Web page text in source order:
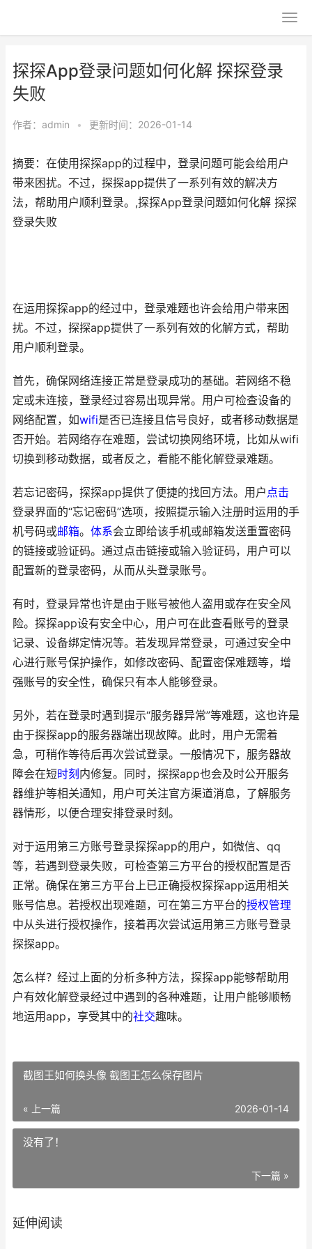
探探App登录问题如何化解 探探登录
失败
作者： admin • 更新时间：2026-01-14
摘要：在使用探探app的过程中，登录问题可能会给用户
带来困扰。不过，探探app提供了一系列有效的解决方
法，帮助用户顺利登录。,探探App登录问题如何化解 探探
登录失败
在运用探探app的经过中，登录难题也许会给用户带来困
扰。不过，探探app提供了一系列有效的化解方式，帮助
用户顺利登录。
首先，确保网络连接正常是登录成功的基础。若网络不稳
定或未连接，登录经过容易出现异常。用户可检查设备的
网络配置，如wifi是否已连接且信号良好，或者移动数据是
否开始。若网络存在难题，尝试切换网络环境，比如从wifi
切换到移动数据，或者反之，看能不能化解登录难题。
若忘记密码，探探app提供了便捷的找回方法。用户 点击
登录界面的“忘记密码”选项，按照提示输入注册时运用的手
机号码或邮箱。 体系会立即给该手机或邮箱发送重置密码
的链接或验证码。通过点击链接或输入验证码，用户可以
配置新的登录密码，从而从头登录账号。
有时，登录异常也许是由于账号被他人盗用或存在安全风
险。探探app设有安全中心，用户可在此查看账号的登录
记录、设备绑定情况等。若发现异常登录，可通过安全中
心进行账号保护操作，如修改密码、配置密保难题等，增
强账号的安全性，确保只有本人能够登录。
另外，若在登录时遇到提示“服务器异常”等难题，这也许是
由于探探app的服务器端出现故障。此时，用户无需着
急，可稍作等待后再次尝试登录。一般情况下，服务器故
障会在短时刻 内修复。同时，探探app也会及时公开服务
器维护等相关通知，用户可关注官方渠道消息，了解服务
器情形，以便合理安排登录时刻。
对于运用第三方账号登录探探app的用户，如微信、qq
等，若遇到登录失败，可检查第三方平台的授权配置是否
正常。确保在第三方平台上已正确授权探探app运用相关
账号信息。若授权出现难题，可在第三方平台的授权管理
中从头进行授权操作，接着再次尝试运用第三方账号登录
探探app。
怎么样？经过上面的分析多种方法，探探app能够帮助用
户有效化解登录经过中遇到的各种难题，让用户能够顺畅
地运用app，享受其中的社交趣味。
截图王如何换头像 截图王怎么保存图片
« 上一篇 2026-01-14
没有了！
下一篇 »
延伸阅读